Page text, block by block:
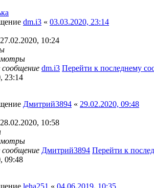
dm.i3 « 03.03.2020, 23:14
10:24
сообщение dm.i3 Перейти к последнему
23:14
Дмитрий3894 « 29.02.2020, 09:48
10:58
сообщение Дмитрий3894 Перейти к
09:48
leha251 « 04.06.2019, 10:35